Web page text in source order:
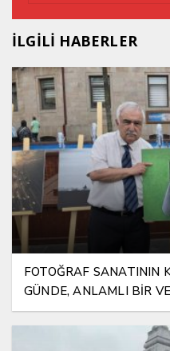
İLGİLİ HABERLER
FOTOĞRAF SANATININ
GÜNDE, ANLAMLI BİR